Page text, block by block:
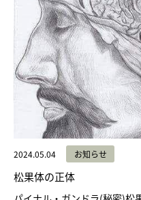
2024.05.04 お知らせ
松果体の正体